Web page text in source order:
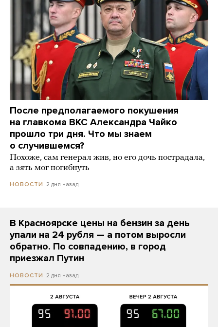
После предполагаемого покушения
на главкома ВКС Александра Чайко
прошло три дня. Что мы знаем
о случившемся?
Похоже, сам генерал жив, но его дочь пострадала,
а зять мог погибнуть
НОВОСТИ 2 дня назад
В Красноярске цены на бензин за день
упали на 24 рубля — а потом выросли
обратно. По совпадению, в город
приезжал Путин
НОВОСТИ 2 дня назад